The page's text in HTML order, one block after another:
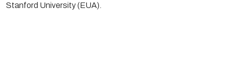
Stanford University (EUA).